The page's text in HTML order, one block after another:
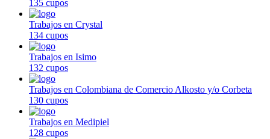
135 cupos
Trabajos en Crystal
134 cupos
Trabajos en Isimo
132 cupos
Trabajos en Colombiana de Comercio Alkosto y/o Corbeta
130 cupos
Trabajos en Medipiel
128 cupos